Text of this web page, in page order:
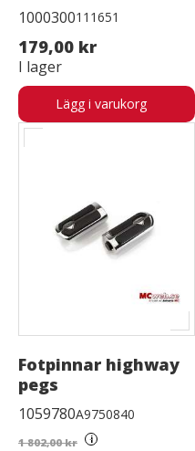
1000300111651
179,00 kr
I lager
Lägg i varukorg
Fotpinnar highway
pegs
1059780A9750840
1 802,00 kr i